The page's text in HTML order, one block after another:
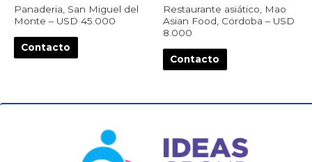
Panaderia, San Miguel del
Monte – USD 45.000
Contacto
Restaurante asiático, Mao
Asian Food, Cordoba – USD
8.000
Contacto